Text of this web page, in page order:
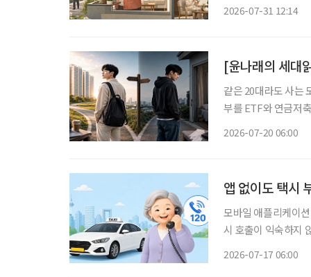
2026-07-31 12:14
[윤나래의 세대
같은 20대라도 사는
부를 ETF와 연금저
2026-07-20 06:00
앱 없이도 택시
모바일 애플리케이
시 호출이 익숙하지
2026-07-17 06:00